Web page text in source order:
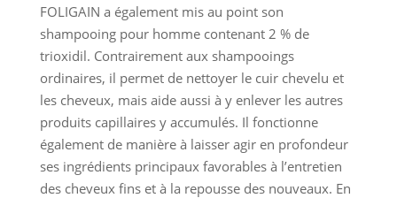
FOLIGAIN a également mis au point son
shampooing pour homme contenant 2 % de
trioxidil. Contrairement aux shampooings
ordinaires, il permet de nettoyer le cuir chevelu et
les cheveux, mais aide aussi à y enlever les autres
produits capillaires y accumulés. Il fonctionne
également de manière à laisser agir en profondeur
ses ingrédients principaux favorables à l’entretien
des cheveux fins et à la repousse des nouveaux. En